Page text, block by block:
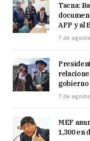
Tacna:
AFP y al
7 de
gobierno
7 de
MEF
1,300 en